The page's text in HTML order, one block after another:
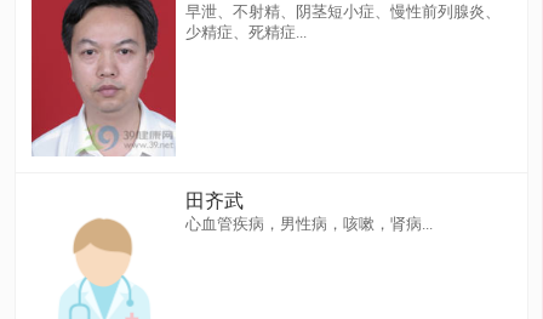
早泄、不射精、阴茎短小症、慢性前列腺炎、
少精症、死精症...
田齐武
心血管疾病，男性病，咳嗽，肾病...